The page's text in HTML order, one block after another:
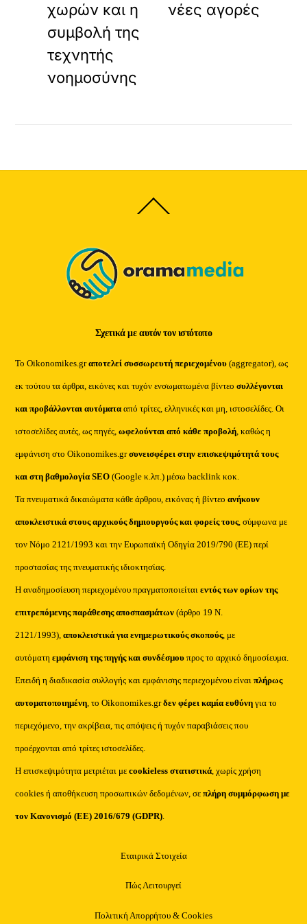
χωρών και η
συμβολή της
τεχνητής
νοημοσύνης
νέες αγορές
Back
To
Σχετικά με αυτόν τον ιστότοπο
Το Oikonomikes.grαποτελεί συσσωρευτή περιεχομένου (aggregator), ως
εκ τούτου τα άρθρα, εικόνες και τυχόν ενσωματωμένα βίντεοσυλλέγονται
και προβάλλονται αυτόματααπό τρίτες, ελληνικές και μη, ιστοσελίδες. Οι
ιστοσελίδες αυτές, ως πηγές,ωφελούνται από κάθε προβολή, καθώς η
εμφάνιση στο Oikonomikes.grσυνεισφέρει στην επισκεψιμότητά τους
και στη βαθμολογία SEO (Google κ.λπ.) μέσω backlink κοκ.
Τα πνευματικά δικαιώματα κάθε άρθρου, εικόνας ή βίντεοανήκουν
αποκλειστικά στους αρχικούς δημιουργούς και φορείς τους, σύμφωνα με
τον Νόμο 2121/1993 και την Ευρωπαϊκή Οδηγία 2019/790 (ΕΕ) περί
προστασίας της πνευματικής ιδιοκτησίας.
Η αναδημοσίευση περιεχομένου πραγματοποιείταιεντός των ορίων της
επιτρεπόμενης παράθεσης αποσπασμάτων (άρθρο 19 Ν.
2121/1993), αποκλειστικά για ενημερωτικούς σκοπούς, με
αυτόματηεμφάνιση της πηγής και συνδέσμου προς το αρχικό δημοσίευμα.
Επειδή η διαδικασία συλλογής και εμφάνισης περιεχομένου είναιπλήρως
αυτοματοποιημένη, το Oikonomikes.grδεν φέρει καμία ευθύνη για το
περιεχόμενο, την ακρίβεια, τις απόψεις ή τυχόν παραβιάσεις που
προέρχονται από τρίτες ιστοσελίδες.
Η επισκεψιμότητα μετριέται μεcookieless στατιστικά, χωρίς χρήση
cookies ή αποθήκευση προσωπικών δεδομένων, σεπλήρη συμμόρφωση με
τον Κανονισμό (ΕΕ) 2016/679 (GDPR).
Εταιρικά Στοιχεία
Πώς Λειτουργεί
Πολιτική Απορρήτου & Cookies